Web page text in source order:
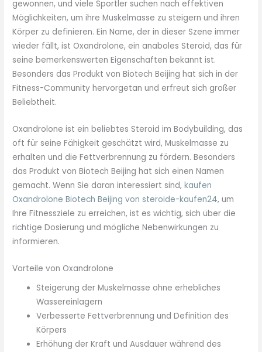
gewonnen, und viele Sportler suchen nach effektiven
Möglichkeiten, um ihre Muskelmasse zu steigern und ihren
Körper zu definieren. Ein Name, der in dieser Szene immer
wieder fällt, ist Oxandrolone, ein anaboles Steroid, das für
seine bemerkenswerten Eigenschaften bekannt ist.
Besonders das Produkt von Biotech Beijing hat sich in der
Fitness-Community hervorgetan und erfreut sich großer
Beliebtheit.
Oxandrolone ist ein beliebtes Steroid im Bodybuilding, das
oft für seine Fähigkeit geschätzt wird, Muskelmasse zu
erhalten und die Fettverbrennung zu fördern. Besonders
das Produkt von Biotech Beijing hat sich einen Namen
gemacht. Wenn Sie daran interessiert sind,kaufen
Oxandrolone Biotech Beijing von steroide-kaufen24, um
Ihre Fitnessziele zu erreichen, ist es wichtig, sich über die
richtige Dosierung und mögliche Nebenwirkungen zu
informieren.
Vorteile von Oxandrolone
Steigerung der Muskelmasse ohne erhebliches
Wassereinlagern
Verbesserte Fettverbrennung und Definition des
Körpers
Erhöhung der Kraft und Ausdauer während des